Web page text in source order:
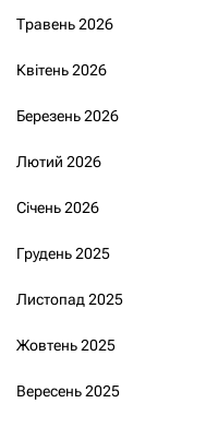
Травень 2026
Квітень 2026
Березень 2026
Лютий 2026
Січень 2026
Грудень 2025
Листопад 2025
Жовтень 2025
Вересень 2025